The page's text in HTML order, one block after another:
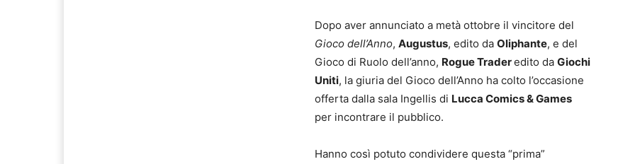
Dopo aver annunciato a metà ottobre il vincitore del
Gioco dell’Anno, Augustus, edito da Oliphante, e del
Gioco di Ruolo dell’anno, Rogue Traderedito da Giochi
Uniti, la giuria del Gioco dell’Anno ha colto l’occasione
offerta dalla sala Ingellis di Lucca Comics & Games
per incontrare il pubblico.
Hanno così potuto condividere questa “prima”